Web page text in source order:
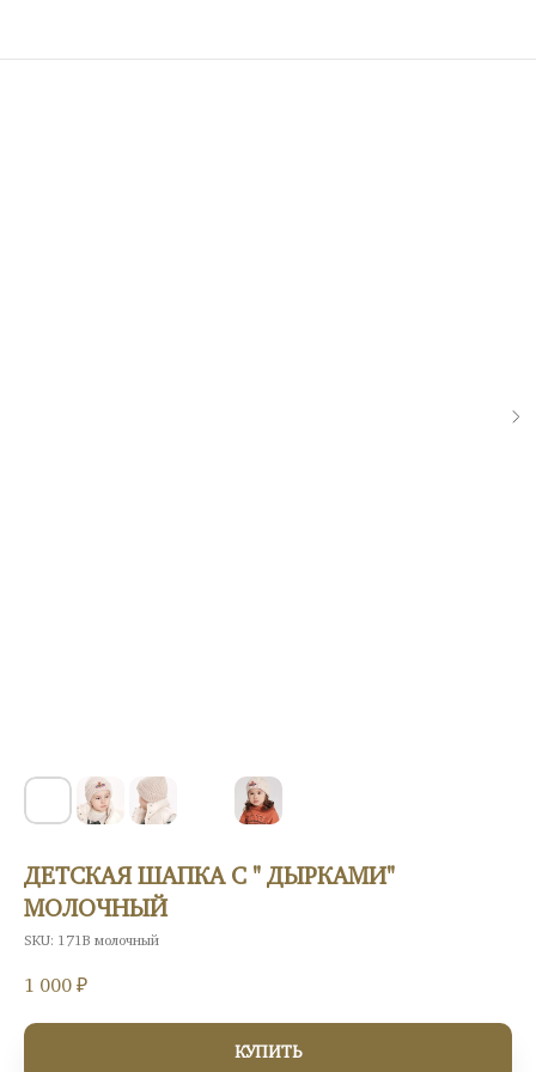
ДЕТСКАЯ ШАПКА С " ДЫРКАМИ"
МОЛОЧНЫЙ
SKU: 171В молочный
1 000 ₽
КУПИТЬ